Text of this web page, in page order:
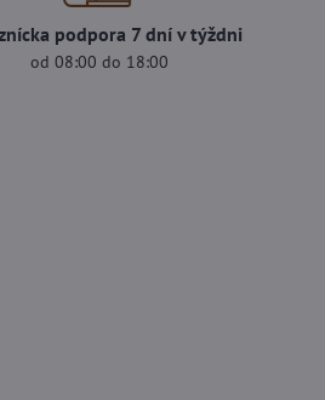
podpora 7 dní v týždni
od 08:00 do 18:00